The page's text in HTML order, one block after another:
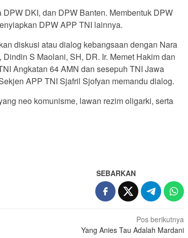
DKI, dan DPW Banten. Membentuk DPW
DPW APP TNI lainnya.
diskusi atau dialog kebangsaan dengan Nara
S Maolani, SH, DR. Ir. Memet Hakim dan
Angkatan 64 AMN dan sesepuh TNI Jawa
APP TNI Sjafril Sjofyan memandu dialog.
neo komunisme, lawan rezim oligarki, serta
SEBARKAN
Pos berikutnya
Yang Anies Tau Adalah Mardani